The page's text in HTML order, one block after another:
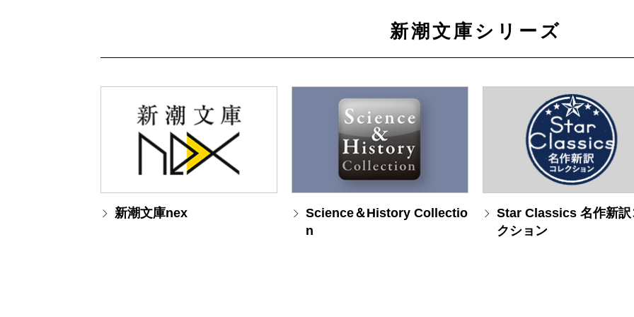
新潮文庫シリーズ
新潮文庫nex
Science＆History Collectio
n
Star Classics 名作新訳
クション